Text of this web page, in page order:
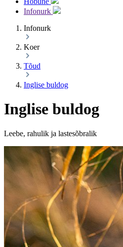
Infonurk
Infonurk
Koer
Tõud
Inglise buldog
Inglise buldog
Leebe, rahulik ja lastesõbralik